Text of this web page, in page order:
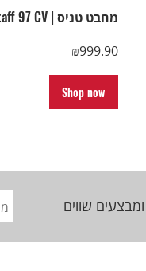
מחבט טניס | Pro Staff 97 CV
₪999.90
Shop now
שווים